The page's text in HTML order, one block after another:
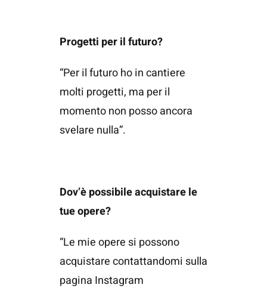
Progetti per il futuro?
“Per il futuro ho in cantiere
molti progetti, ma per il
momento non posso ancora
svelare nulla”.
Dov’è possibile acquistare le
tue opere?
“Le mie opere si possono
acquistare contattandomi sulla
pagina Instagram